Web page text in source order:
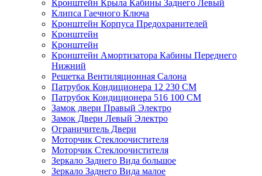
Кронштейн Крыла Кабины Заднего Левый
Клипса Гаечного Ключа
Кронштейн Корпуса Предохранителей
Кронштейн
Кронштейн
Кронштейн Амортизатора Кабины Переднего
Нижний
Решетка Вентиляционная Салона
Патрубок Кондиционера 12 230 CM
Патрубок Кондиционера 516 100 CM
Замок двери Правый Электро
Замок Двери Левый Электро
Ограничитель Двери
Моторчик Стеклоочистителя
Моторчик Стеклоочистителя
Зеркало Заднего Вида большое
Зеркало Заднего Вида малое